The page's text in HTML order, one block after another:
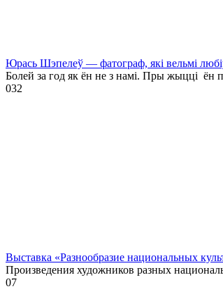
Юрась Шэпелеў — фатограф, які вельмі
Болей за год як ён не з намі. Пры жыцці ён
032
Выставка «Разнообразие национальных
Произведения художников разных
07